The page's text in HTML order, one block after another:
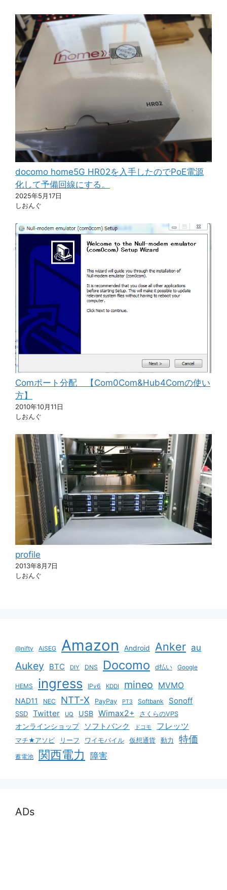
docomo home5G HR02を入手したのでPoE電源
化して予備回線にする。
2025年5月17日
しおんぐ
Comポート分配 【Com0Com&Hub4Comの使い
方】
2010年10月11日
しおんぐ
profile
2013年8月7日
しおんぐ
@nifty AiSEG Amazon Android Anker au
Aukey BTC DIY DNS Docomo d払い Google
HEMS ingress IPv6 KDDI mineo MVMO
NAD11 NEC NTT-X PayPay PT3 Softbank Sonoff
SSD Twitter UQ USB Wimax2+ さくらのVPS
オンラインショップ ソフトバンク ドコモ フレッツ
マチ★アソビ リーフ ワイモバイル 仮想通貨 動力 特価
蓄電池 関西電力 障害
ADs